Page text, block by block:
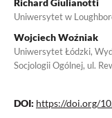
Richard Giulianotti
Uniwersytet w
Wojciech Woźniak
Uniwersytet Łódzki,
Socjologii Ogólnej, ul.
DOI: https://doi.org/